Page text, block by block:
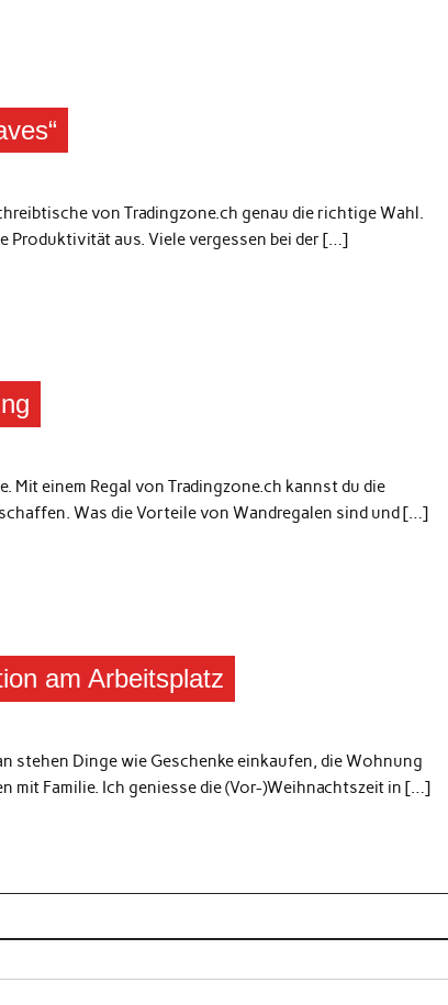
von Tradingzone.ch genau die richtige Wahl.
aus. Viele vergessen bei der […]
Mit einem Regal von Tradingzone.ch kannst du die
Was die Vorteile von Wandregalen sind und […]
am Arbeitsplatz
stehen Dinge wie Geschenke einkaufen, die Wohnung
mit Familie. Ich geniesse die (Vor-)Weihnachtszeit in […]